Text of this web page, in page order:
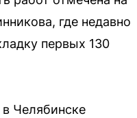
где недавно
первых 130
Челябинске